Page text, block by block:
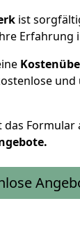
ist
Erfahrung
das